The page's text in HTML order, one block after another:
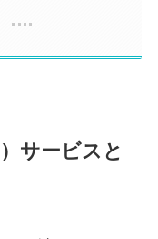
サービスと